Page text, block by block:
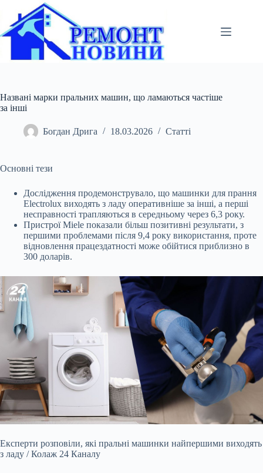
вмісту
Названі марки пральних машин, що ламаються частіше
за інші
Богдан Дрига 18.03.2026 Статті
Основні тези
Дослідження продемонструвало, що машинки для прання
Electrolux виходять з ладу оперативніше за інші, а перші
несправності трапляються в середньому через 6,3 року.
Пристрої Miele показали більш позитивні результати, з
першими проблемами після 9,4 року використання, проте
відновлення працездатності може обійтися приблизно в
300 доларів.
Експерти розповіли, які пральні машинки найпершими виходять
з ладу / Колаж 24 Каналу